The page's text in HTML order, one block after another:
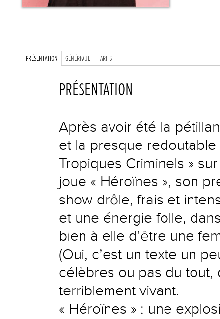
PRÉSENTATION GÉNÉRIQUE TARIFS
PRÉSENTATION
Après avoir été la
et la presque redoutable
Tropiques Criminels »
joue « Héroïnes », son
show drôle, frais et
et une énergie folle,
bien à elle d’être une
(Oui, c’est un texte un
célèbres ou pas du
terriblement vivant.
« Héroïnes » : une